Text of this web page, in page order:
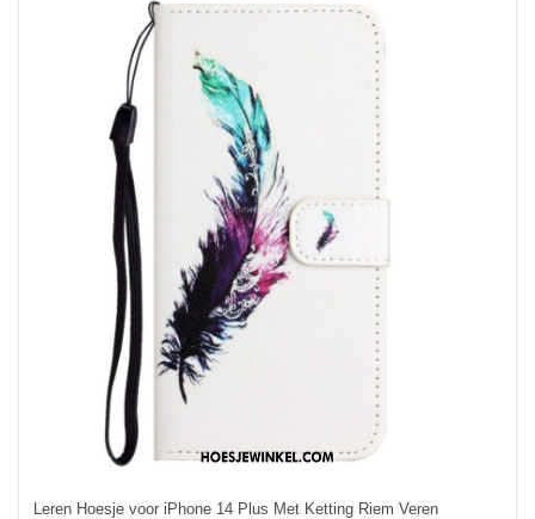
Leren Hoesje voor iPhone 14 Plus Met Ketting Riem Veren